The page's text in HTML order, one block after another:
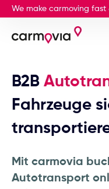
We make carmoving fast
B2B
Fahrzeuge
Mit carmovia
Autotransport